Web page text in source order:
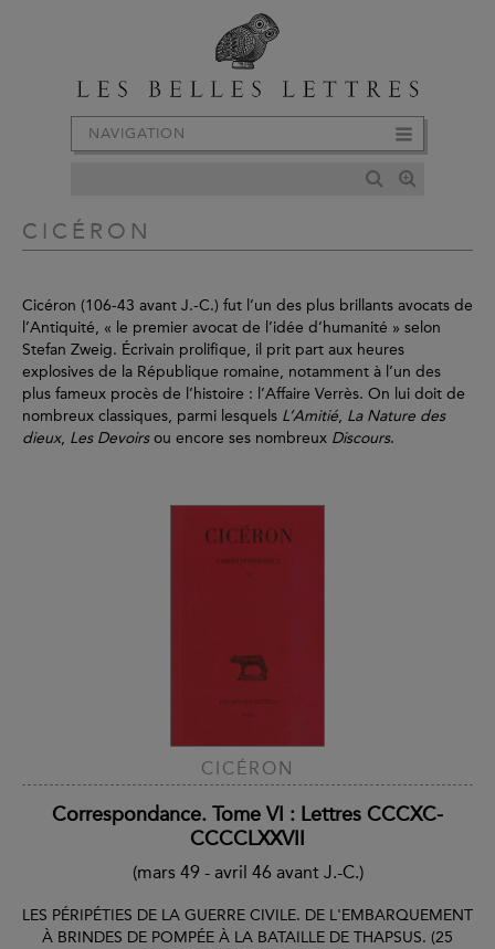
NAVIGATION
CICÉRON
Cicéron (106-43 avant J.-C.) fut l’un des plus brillants avocats de
l’Antiquité, « le premier avocat de l’idée d’humanité » selon
Stefan Zweig. Écrivain prolifique, il prit part aux heures
explosives de la République romaine, notamment à l’un des
plus fameux procès de l’histoire : l’Affaire Verrès. On lui doit de
nombreux classiques, parmi lesquels L’Amitié, La Nature des
dieux, Les Devoirsou encore ses nombreux Discours.
CICÉRON
Correspondance. Tome VI : Lettres CCCXC-
CCCCLXXVII
(mars 49 - avril 46 avant J.-C.)
LES PÉRIPÉTIES DE LA GUERRE CIVILE. DE L'EMBARQUEMENT
À BRINDES DE POMPÉE À LA BATAILLE DE THAPSUS. (25